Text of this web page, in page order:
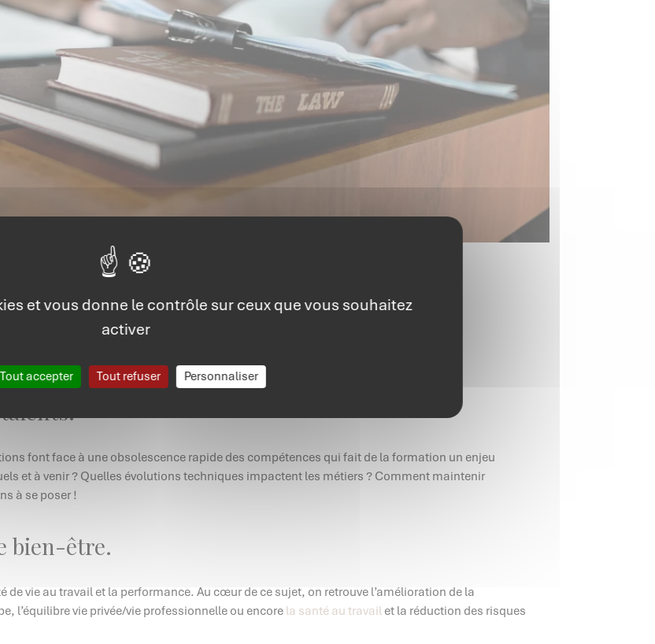
du capital humain ?
et personnels.
font face à une obsolescence rapide des compétences qui fait de la formation un enjeu
et à venir ? Quelles évolutions techniques impactent les métiers ? Comment maintenir
à se poser !
bien-être.
vie au travail et la performance. Au cœur de ce sujet, on retrouve l’amélioration de la
l’équilibre vie privée/vie professionnelle ou encorela santé au travail et la réduction des risques
et vous donne le contrôle sur ceux que vous souhaitez
activer
Tout accepter Tout refuser Personnaliser